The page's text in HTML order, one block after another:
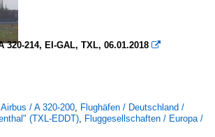
214, EI-GAL, TXL, 06.01.2018 
/ A 320-200, Flughäfen / Deutschland /
(TXL-EDDT), Fluggesellschaften / Europa /